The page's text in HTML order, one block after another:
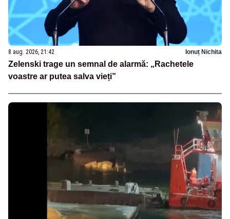
8 aug. 2026, 21:42 Ionuț Nichita
Zelenski trage un semnal de alarmă: „Rachetele
voastre ar putea salva vieți”